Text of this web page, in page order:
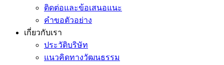
ติดต่อและข้อเสนอแนะ
คำขอตัวอย่าง
เกี่ยวกับเรา
ประวัติบริษัท
แนวคิดทางวัฒนธรรม